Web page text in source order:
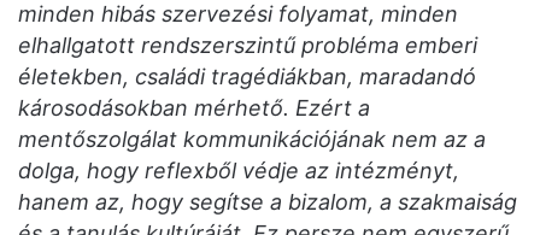
minden hibás szervezési folyamat, minden
elhallgatott rendszerszintű probléma emberi
életekben, családi tragédiákban, maradandó
károsodásokban mérhető. Ezért a
mentőszolgálat kommunikációjának nem az a
dolga, hogy reflexből védje az intézményt,
hanem az, hogy segítse a bizalom, a szakmaiság